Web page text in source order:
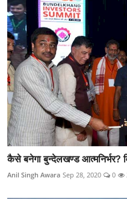
कैसे बनेगा बुन्देलखण्ड आत्मनिर्भर?
Anil Singh Awara Sep 28, 2020 0